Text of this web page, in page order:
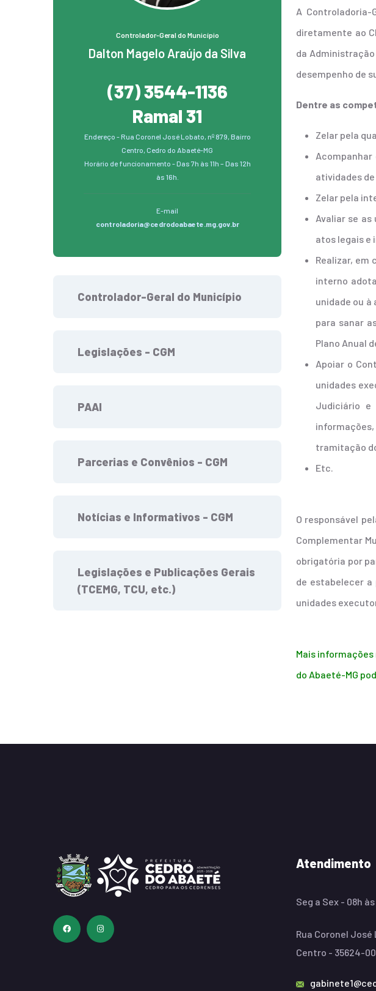
Controlador-Geral do Município
Dalton Magelo Araújo da Silva
(37) 3544-1136
Ramal 31
Endereço - Rua Coronel José Lobato, nº 879, Bairro
Centro, Cedro do Abaeté-MG
Horário de funcionamento - Das 7h às 11h – Das 12h
às 16h.
E-mail
controladoria@cedrodoabaete.mg.gov.br
Controlador-Geral do Município
Legislações - CGM
PAAI
Parcerias e Convênios - CGM
Notícias e Informativos - CGM
Legislações e Publicações Gerais
(TCEMG, TCU, etc.)
A
diretamente ao
da
desempenho de
Dentre as
Zelar pela
atividades
Zelar pela
Avaliar se
atos legais e
Realizar, em
interno
unidade ou
para sanar
Plano Anual
Apoiar o
unidades
Judiciário e
tramitação
Etc.
O responsável
Complementar
obrigatória por
de estabelecer a
unidades
Mais
do Abaeté-MG
Atendimento
Seg a Sex - 08h às
Rua Coronel José
Centro - 35624-